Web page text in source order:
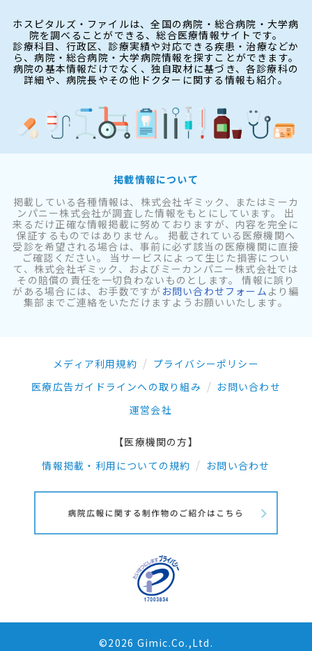
ホスピタルズ・ファイルは、全国の病院・総合病院・大学病
院を調べることができる、総合医療情報サイトです。
診療科目、行政区、診療実績や対応できる疾患・治療などか
ら、病院・総合病院・大学病院情報を探すことができます。
病院の基本情報だけでなく、独自取材に基づき、各診療科の
詳細や、病院長やその他ドクターに関する情報も紹介。
掲載情報について
掲載している各種情報は、株式会社ギミック、またはミーカ
ンパニー株式会社が調査した情報をもとにしています。 出
来るだけ正確な情報掲載に努めておりますが、内容を完全に
保証するものではありません。 掲載されている医療機関へ
受診を希望される場合は、事前に必ず該当の医療機関に直接
ご確認ください。 当サービスによって生じた損害につい
て、株式会社ギミック、およびミーカンパニー株式会社では
その賠償の責任を一切負わないものとします。 情報に誤り
がある場合には、お手数ですが お問い合わせフォーム より編
集部までご連絡をいただけますようお願いいたします。
メディア利用規約
プライバシーポリシー
医療広告ガイドラインへの取り組み
お問い合わせ
運営会社
【医療機関の方】
情報掲載・利用についての規約
お問い合わせ
©2026 Gimic.Co.,Ltd.